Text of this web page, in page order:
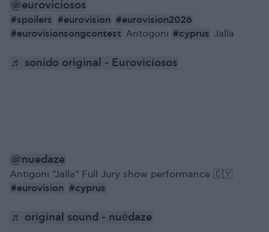
@euroviciosos
#spoilers #eurovision #eurovision2026
#eurovisionsongcontest Antogoni #cyprus Jalla
♬ sonido original - Euroviciosos
@nuedaze
Antigoni "Jalla" Full Jury show performance 🇨🇾
#eurovision #cyprus
♬ original sound - nuėdaze